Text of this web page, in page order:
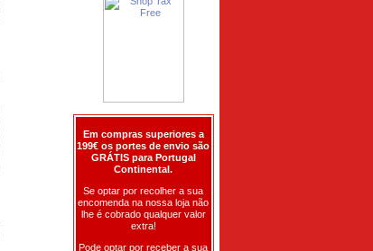
Em compras superiores a
199€ os portes de envio são
GRÁTIS para Portugal
Continental.
Se optar por recolher a sua
encomenda na nossa loja não
lhe é cobrado qualquer valor
extra!
Pode optar por receber a sua